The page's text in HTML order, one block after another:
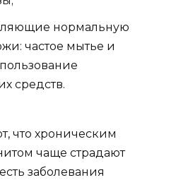
нормальную
частое мытье и
средств.
что хроническим
чаще страдают
заболевания